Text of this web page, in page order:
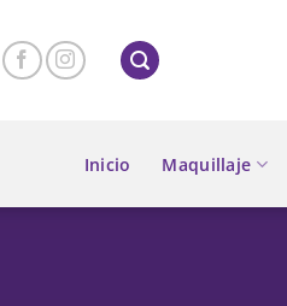
Inicio Maquillaje